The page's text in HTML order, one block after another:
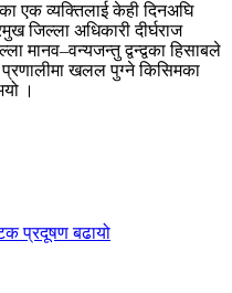
एक व्यक्तिलाई केही दिनअघि
जिल्ला अधिकारी दीर्घराज
मानव–वन्यजन्तु द्वन्द्वका हिसाबले
खलल पुग्ने किसिमका
।
प्रदूषण बढायो